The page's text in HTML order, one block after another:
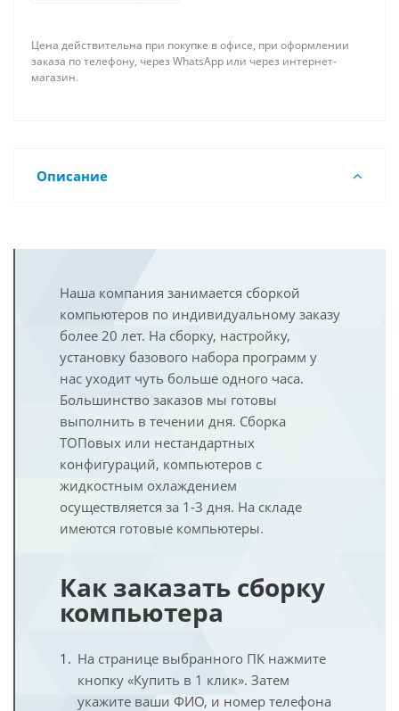
Цена действительна при покупке в офисе, при оформлении
заказа по телефону, через WhatsApp или через интернет-
магазин.
Описание
Наша компания занимается сборкой
компьютеров по индивидуальному заказу
более 20 лет. На сборку, настройку,
установку базового набора программ у
нас уходит чуть больше одного часа.
Большинство заказов мы готовы
выполнить в течении дня. Сборка
ТОПовых или нестандартных
конфигураций, компьютеров с
жидкостным охлаждением
осуществляется за 1-3 дня. На складе
имеются готовые компьютеры.
Как заказать сборку
компьютера
На странице выбранного ПК нажмите
кнопку «Купить в 1 клик». Затем
укажите ваши ФИО, и номер телефона